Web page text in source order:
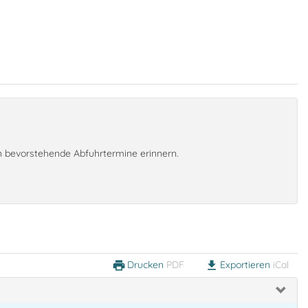
Abfuhrtermine erinnern.
print Drucken PDF download Exportieren iCal